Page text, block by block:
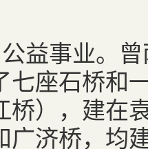
益事业。
七座石桥和
桥），建在
广济桥，均